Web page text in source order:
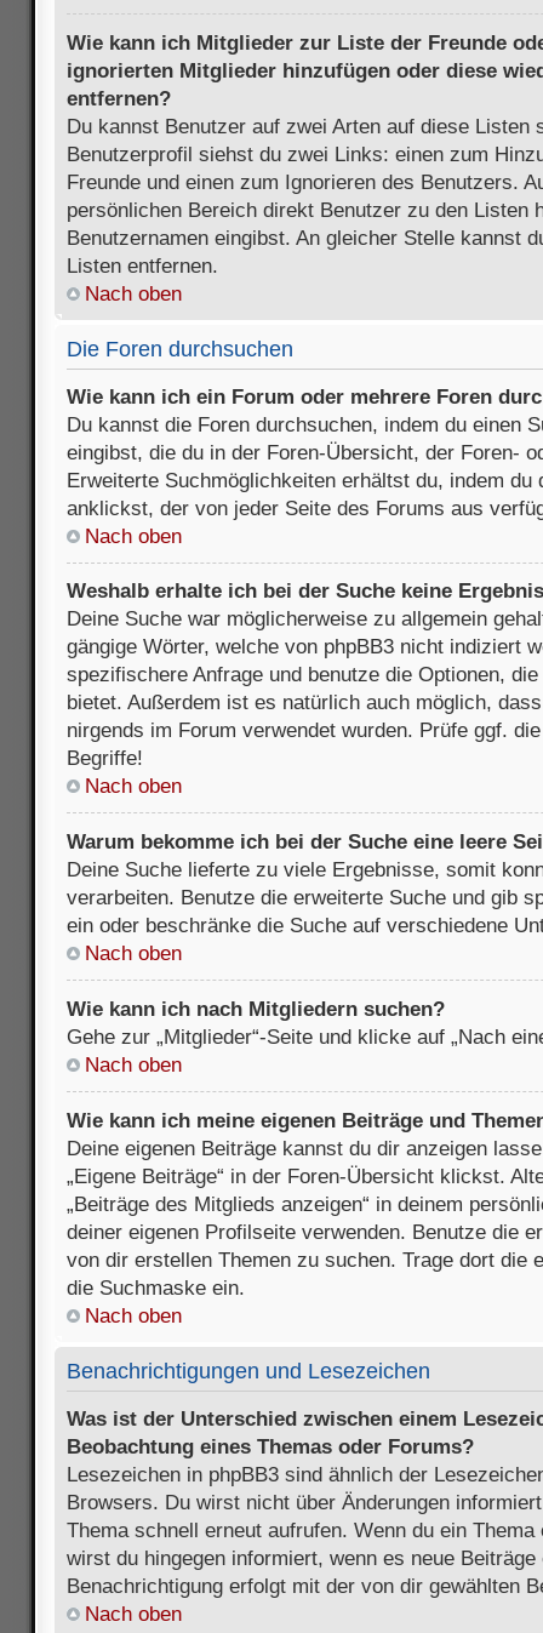
Wie kann ich Mitglieder zur Liste der Freunde
ignorierten Mitglieder hinzufügen oder diese
entfernen?
Du kannst Benutzer auf zwei Arten auf diese Listen
Benutzerprofil siehst du zwei Links: einen zum
Freunde und einen zum Ignorieren des Benutzers.
persönlichen Bereich direkt Benutzer zu den Listen
Benutzernamen eingibst. An gleicher Stelle kannst
Listen entfernen.
Nach oben
Die Foren durchsuchen
Wie kann ich ein Forum oder mehrere Foren
Du kannst die Foren durchsuchen, indem du einen
eingibst, die du in der Foren-Übersicht, der Foren-
Erweiterte Suchmöglichkeiten erhältst du, indem du
anklickst, der von jeder Seite des Forums aus
Nach oben
Weshalb erhalte ich bei der Suche keine
Deine Suche war möglicherweise zu allgemein
gängige Wörter, welche von phpBB3 nicht indiziert
spezifischere Anfrage und benutze die Optionen,
bietet. Außerdem ist es natürlich auch möglich,
nirgends im Forum verwendet wurden. Prüfe ggf.
Begriffe!
Nach oben
Warum bekomme ich bei der Suche eine leere
Deine Suche lieferte zu viele Ergebnisse, somit
verarbeiten. Benutze die erweiterte Suche und gib
ein oder beschränke die Suche auf verschiedene
Nach oben
Wie kann ich nach Mitgliedern suchen?
Gehe zur „Mitglieder“-Seite und klicke auf „Nach
Nach oben
Wie kann ich meine eigenen Beiträge und
Deine eigenen Beiträge kannst du dir anzeigen
„Eigene Beiträge“ in der Foren-Übersicht klickst.
„Beiträge des Mitglieds anzeigen“ in deinem
deiner eigenen Profilseite verwenden. Benutze die
von dir erstellen Themen zu suchen. Trage dort die
die Suchmaske ein.
Nach oben
Benachrichtigungen und Lesezeichen
Was ist der Unterschied zwischen einem
Beobachtung eines Themas oder Forums?
Lesezeichen in phpBB3 sind ähnlich der
Browsers. Du wirst nicht über Änderungen
Thema schnell erneut aufrufen. Wenn du ein
wirst du hingegen informiert, wenn es neue
Benachrichtigung erfolgt mit der von dir gewählten
Nach oben